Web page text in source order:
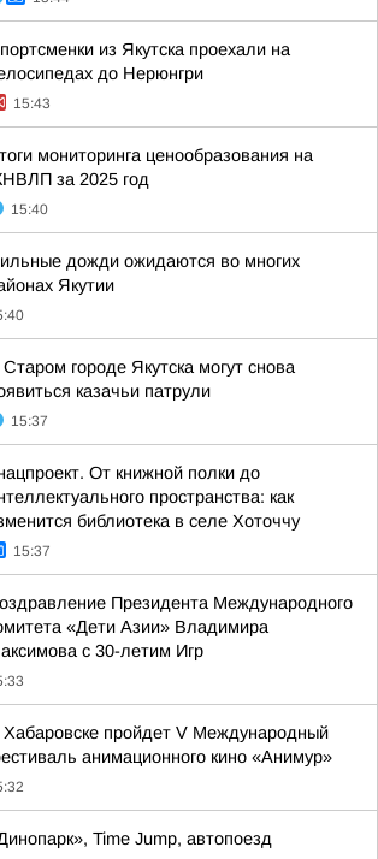
из Якутска проехали на
до Нерюнгри
15:43
мониторинга ценообразования на
за 2025 год
15:40
дожди ожидаются во многих
Якутии
городе Якутска могут снова
казачьи патрули
15:37
От книжной полки до
пространства: как
библиотека в селе Хоточчу
15:37
Президента Международного
«Дети Азии» Владимира
с 30-летим Игр
пройдет V Международный
анимационного кино «Анимур»
Time Jump, автопоезд